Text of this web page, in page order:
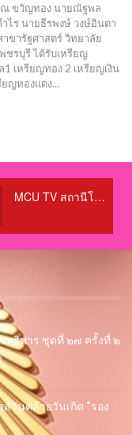
ณ ขวัญทอง นายณัฐพล
ไร นายธีรพงษ์ วงษ์อินตา
ขารัฐศาสตร์ วิทยาลัย
ชรบุรี ได้รับเหรียญ
1 เหรียญทอง 2 เหรียญเงิน
ยญทองแดง…
MCU TV สถานีโทรทัศน์เพื่อการศึกษา @OfficialTBCChannel
บริหาร ชุดที่ ๒๗ ครั้งที่ ๒
วันคล้ายวันเกิด “รอง